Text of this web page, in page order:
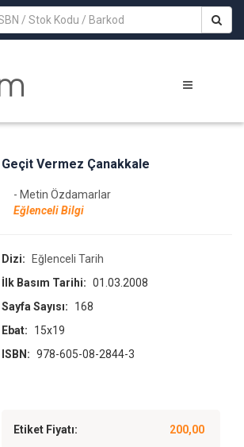
Geçit Vermez Çanakkale
- Metin Özdamarlar
Eğlenceli Bilgi
Dizi:
Eğlenceli Tarih
İlk Basım Tarihi: 01.03.2008
Sayfa Sayısı:
168
Ebat:
15x19
ISBN: 978-605-08-2844-3
Etiket Fiyatı: 200,00